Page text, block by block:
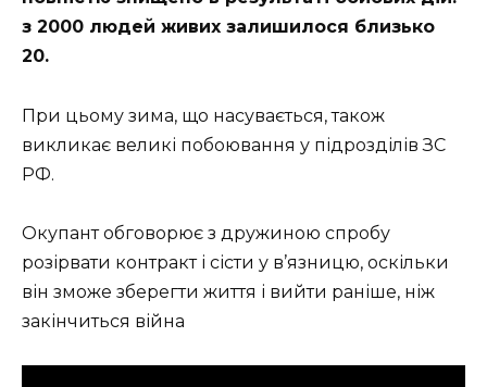
з 2000 людей живих залишилося близько
20.
При цьому зима, що насувається, також
викликає великі побоювання у підрозділів ЗС
РФ.
Окупант обговорює з дружиною спробу
розірвати контракт і сісти у в’язницю, оскільки
він зможе зберегти життя і вийти раніше, ніж
закінчиться війна